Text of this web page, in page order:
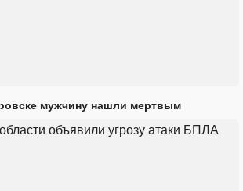
мужчину нашли мертвым